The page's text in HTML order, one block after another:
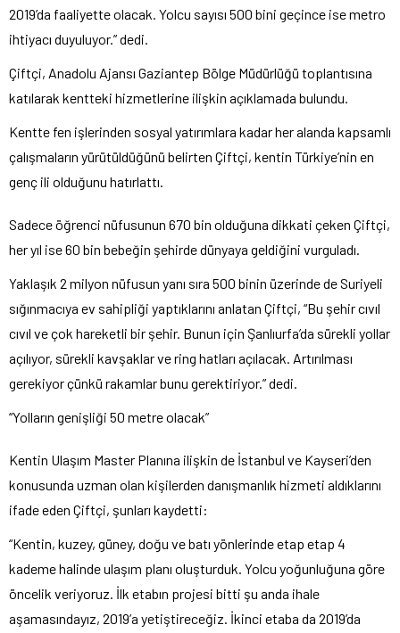
2019’da faaliyette olacak. Yolcu sayısı 500 bini geçince ise metro
ihtiyacı duyuluyor.” dedi.
Çiftçi, Anadolu Ajansı Gaziantep Bölge Müdürlüğü toplantısına
katılarak kentteki hizmetlerine ilişkin açıklamada bulundu.
Kentte fen işlerinden sosyal yatırımlara kadar her alanda kapsamlı
çalışmaların yürütüldüğünü belirten Çiftçi, kentin Türkiye’nin en
genç ili olduğunu hatırlattı.
Sadece öğrenci nüfusunun 670 bin olduğuna dikkati çeken Çiftçi,
her yıl ise 60 bin bebeğin şehirde dünyaya geldiğini vurguladı.
Yaklaşık 2 milyon nüfusun yanı sıra 500 binin üzerinde de Suriyeli
sığınmacıya ev sahipliği yaptıklarını anlatan Çiftçi, “Bu şehir cıvıl
cıvıl ve çok hareketli bir şehir. Bunun için Şanlıurfa’da sürekli yollar
açılıyor, sürekli kavşaklar ve ring hatları açılacak. Artırılması
gerekiyor çünkü rakamlar bunu gerektiriyor.” dedi.
“Yolların genişliği 50 metre olacak”
Kentin Ulaşım Master Planına ilişkin de İstanbul ve Kayseri’den
konusunda uzman olan kişilerden danışmanlık hizmeti aldıklarını
ifade eden Çiftçi, şunları kaydetti:
“Kentin, kuzey, güney, doğu ve batı yönlerinde etap etap 4
kademe halinde ulaşım planı oluşturduk. Yolcu yoğunluğuna göre
öncelik veriyoruz. İlk etabın projesi bitti şu anda ihale
aşamasındayız, 2019’a yetiştireceğiz. İkinci etaba da 2019’da